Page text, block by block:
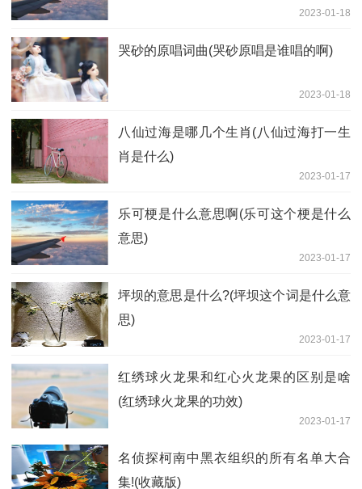
2023-01-18
哭砂的原唱词曲(哭砂原唱是谁唱的啊)
2023-01-18
八仙过海是哪几个生肖(八仙过海打一生
肖是什么)
2023-01-17
乐可梗是什么意思啊(乐可这个梗是什么
意思)
2023-01-17
坪坝的意思是什么?(坪坝这个词是什么意
思)
2023-01-17
红绣球火龙果和红心火龙果的区别是啥
(红绣球火龙果的功效)
2023-01-17
名侦探柯南中黑衣组织的所有名单大合
集!(收藏版)